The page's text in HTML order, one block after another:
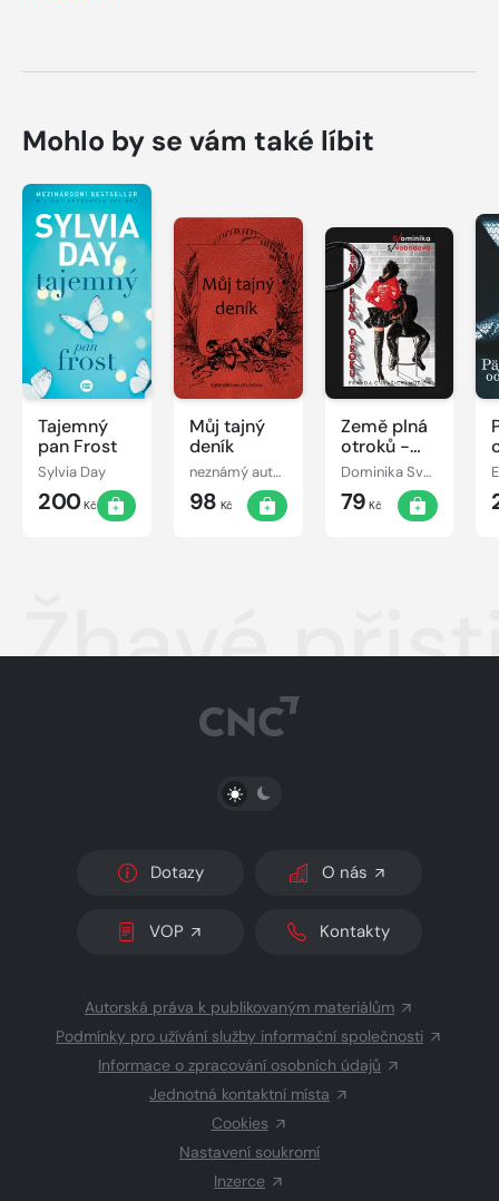
Mohlo by se vám také líbit
Tajemný
pan Frost
Sylvia Day
200Kč
Můj tajný
deník
neznámý autor
98 Kč
Země plná
otroků -
Pravda o
(vašich)
mužích
Dominika Svobodová
79 Kč
Žhavé
PŘEPNOUT SVĚTLÝ/TMAVÝ REŽIM
Dotazy O nás
VOP Kontakty
Autorská práva k publikovaným materiálům
Podmínky pro užívání služby informační společnosti
Informace o zpracování osobních údajů
Jednotná kontaktní místa
Cookies
Nastavení soukromí
Inzerce